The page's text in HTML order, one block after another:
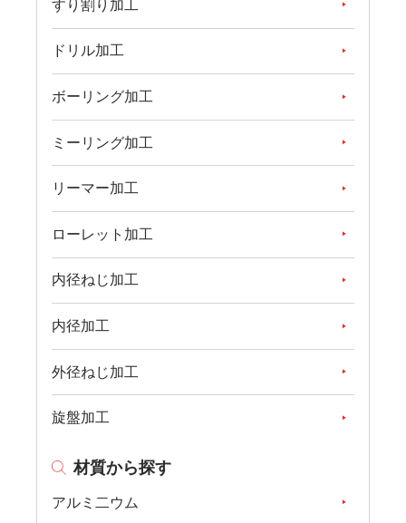
すり割り加工
ドリル加工
ボーリング加工
ミーリング加工
リーマー加工
ローレット加工
内径ねじ加工
内径加工
外径ねじ加工
旋盤加工
材質から探す
アルミ二ウム